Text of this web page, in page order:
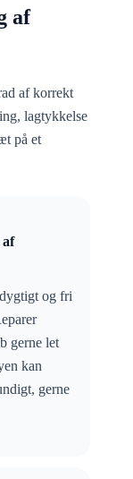
af
af korrekt
lagtykkelse
på et
af
og fri
gerne let
kan
gerne